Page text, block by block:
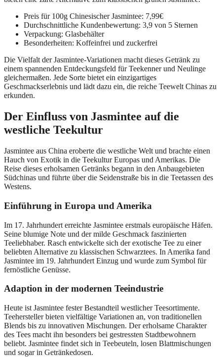
Preis für 100g Chinesischer Jasmintee: 7,99€
Durchschnittliche Kundenbewertung: 3,9 von 5 Sternen
Verpackung: Glasbehälter
Besonderheiten: Koffeinfrei und zuckerfrei
Die Vielfalt der Jasmintee-Variationen macht dieses Getränk zu
einem spannenden Entdeckungsfeld für Teekenner und Neulinge
gleichermaßen. Jede Sorte bietet ein einzigartiges
Geschmackserlebnis und lädt dazu ein, die reiche Teewelt Chinas zu
erkunden.
Der Einfluss von Jasmintee auf die
westliche Teekultur
Jasmintee aus China eroberte die westliche Welt und brachte einen
Hauch von Exotik in die Teekultur Europas und Amerikas. Die
Reise dieses erholsamen Getränks begann in den Anbaugebieten
Südchinas und führte über die Seidenstraße bis in die Teetassen des
Westens.
Einführung in Europa und Amerika
Im 17. Jahrhundert erreichte Jasmintee erstmals europäische Häfen.
Seine blumige Note und der milde Geschmack faszinierten
Teeliebhaber. Rasch entwickelte sich der exotische Tee zu einer
beliebten Alternative zu klassischen Schwarztees. In Amerika fand
Jasmintee im 19. Jahrhundert Einzug und wurde zum Symbol für
fernöstliche Genüsse.
Adaption in der modernen Teeindustrie
Heute ist Jasmintee fester Bestandteil westlicher Teesortimente.
Teehersteller bieten vielfältige Variationen an, von traditionellen
Blends bis zu innovativen Mischungen. Der erholsame Charakter
des Tees macht ihn besonders bei gestressten Stadtbewohnern
beliebt. Jasmintee findet sich in Teebeuteln, losen Blattmischungen
und sogar in Getränkedosen.